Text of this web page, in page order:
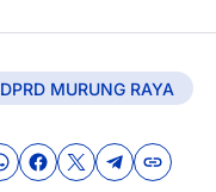
DPRD MURUNG RAYA